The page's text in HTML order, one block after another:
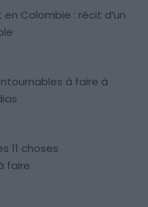
Colombie : récit d’un
à faire à
11 choses
faire